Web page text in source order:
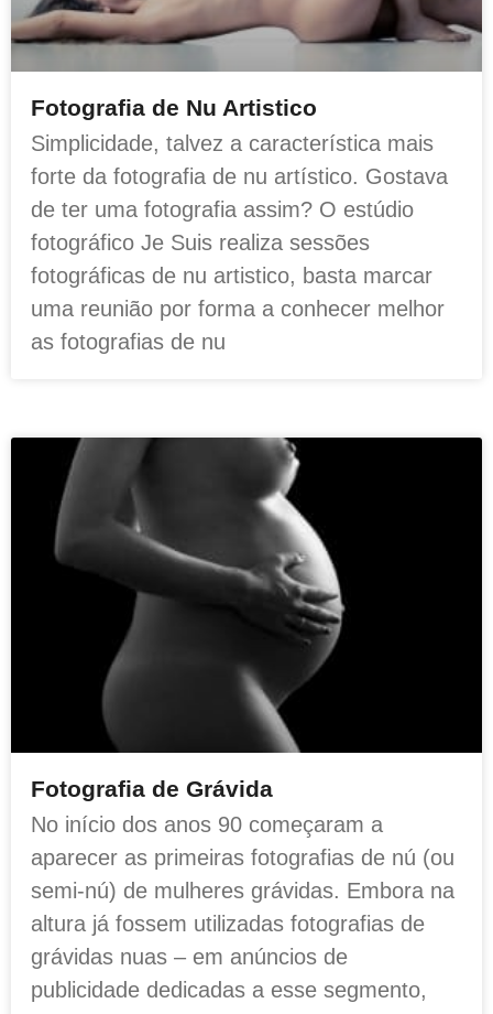
Fotografia de Nu Artistico
Simplicidade, talvez a característica mais
forte da fotografia de nu artístico. Gostava
de ter uma fotografia assim? O estúdio
fotográfico Je Suis realiza sessões
fotográficas de nu artistico, basta marcar
uma reunião por forma a conhecer melhor
as fotografias de nu
Fotografia de Grávida
No início dos anos 90 começaram a
aparecer as primeiras fotografias de nú (ou
semi-nú) de mulheres grávidas. Embora na
altura já fossem utilizadas fotografias de
grávidas nuas – em anúncios de
publicidade dedicadas a esse segmento,